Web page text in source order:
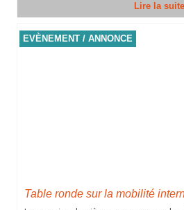
Lire la suite
EVÈNEMENT / ANNONCE
Table ronde sur la mobilité